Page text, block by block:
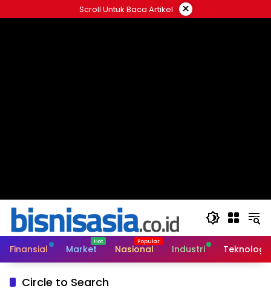
ke
Scroll Untuk Baca Artikel ×
Finansial Market Nasional Industri Teknologi
Circle to Search